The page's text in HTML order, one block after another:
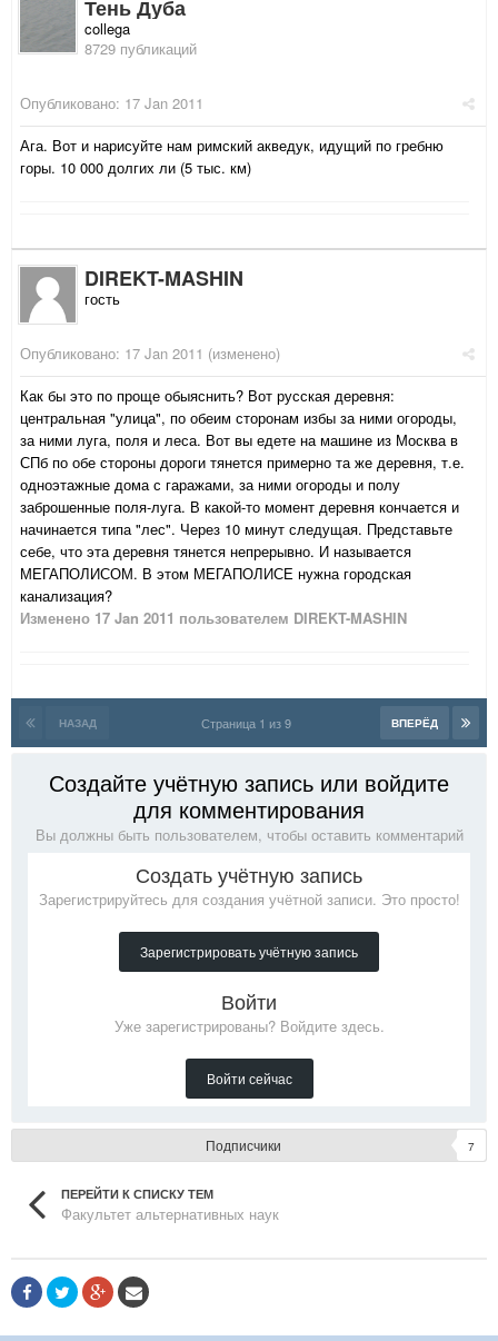
Тень Дуба
collega
8729 публикаций
Опубликовано: 17 Jan 2011
Ага. Вот и нарисуйте нам римский акведук, идущий по гребню
горы. 10 000 долгих ли (5 тыс. км)
DIREKT-MASHIN
гость
Опубликовано: 17 Jan 2011 (изменено)
Как бы это по проще обыяснить? Вот русская деревня:
центральная "улица", по обеим сторонам избы за ними огороды,
за ними луга, поля и леса. Вот вы едете на машине из Москва в
СПб по обе стороны дороги тянется примерно та же деревня, т.е.
одноэтажные дома с гаражами, за ними огороды и полу
заброшенные поля-луга. В какой-то момент деревня кончается и
начинается типа "лес". Через 10 минут следущая. Представьте
себе, что эта деревня тянется непрерывно. И называется
МЕГАПОЛИСОМ. В этом МЕГАПОЛИСЕ нужна городская
канализация?
Изменено 17 Jan 2011 пользователем DIREKT-MASHIN
НАЗАД ВПЕРЁД
Страница 1 из 9
Создайте учётную запись или войдите
для комментирования
Вы должны быть пользователем, чтобы оставить комментарий
Создать учётную запись
Зарегистрируйтесь для создания учётной записи. Это просто!
Зарегистрировать учётную запись
Войти
Уже зарегистрированы? Войдите здесь.
Войти сейчас
Подписчики 7
ПЕРЕЙТИ К СПИСКУ ТЕМ
Факультет альтернативных наук